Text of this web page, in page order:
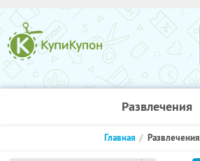
Развлечения
Главная Развлечения